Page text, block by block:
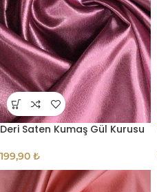
Deri Saten Kumaş Gül Kurusu
199,90 ₺